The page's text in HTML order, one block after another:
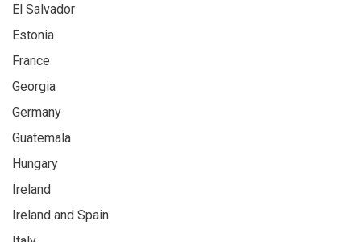
El Salvador
Estonia
France
Georgia
Germany
Guatemala
Hungary
Ireland
Ireland and Spain